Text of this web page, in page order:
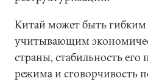
Китай может быть
учитывающим
страны, стабильность его
режима и сговорчивость